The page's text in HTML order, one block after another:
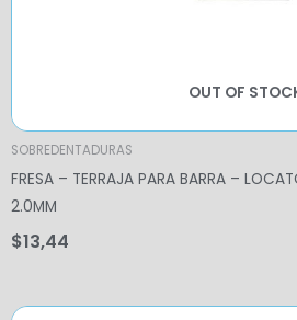
OUT OF
SOBREDENTADURAS
FRESA – TERRAJA PARA BARRA –
2.0MM
$13,44